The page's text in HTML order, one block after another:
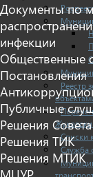
Реестр
Списки
Служба
Документы по
инфекции
Общественные
Постановления
Публичные
Решения
Решения ТИК
Решения МТИК